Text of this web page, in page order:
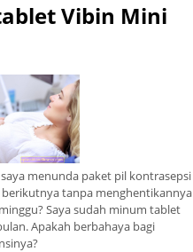
Vibin Mini
menunda paket pil kontrasepsi
tanpa menghentikannya
Saya sudah minum tablet
Apakah berbahaya bagi